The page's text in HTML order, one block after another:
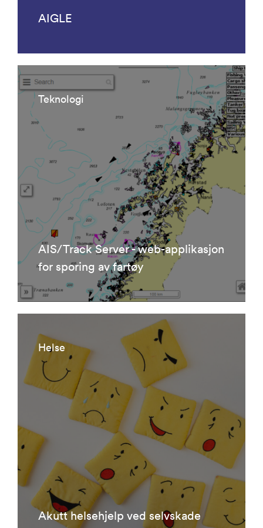
AIGLE
Teknologi
AIS/Track Server - web-applikasjon
for sporing av fartøy
Helse
Akutt helsehjelp ved selvskade